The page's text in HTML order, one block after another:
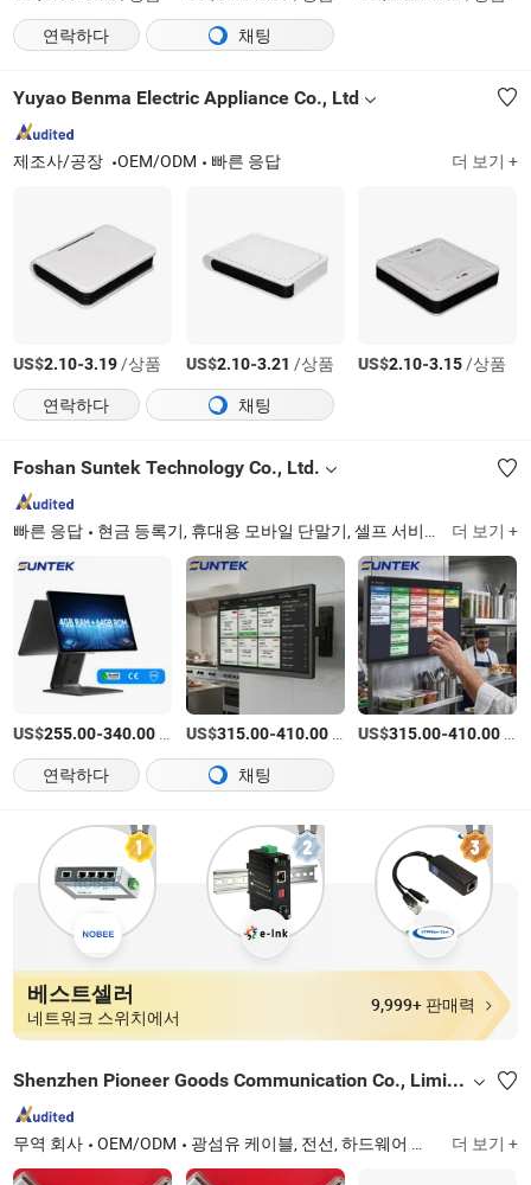
연락하다
채팅
Yuyao Benma Electric Appliance Co., Ltd
제조사/공장 OEM/ODM 빠른 응답 더 보기 +
US$2.10-3.19/상품 US$2.10-3.21 /상품 US$2.10-3.15/상품
연락하다
채팅
Foshan Suntek Technology Co., Ltd.
빠른 응답 현금 등록기, 휴대용 모바일 단말기, 셀프 서비스 키오스크, 셀프 주문 키오스크, 셀프 체크아웃 키오스크, 결제 키오스크, 얼굴 인식, 생체 인식 출입 통제 및 근태 관리, 엣지 인공지능 컴퓨팅 미니 PC, 주방 디스플레이 시스템 더 보기 +
US$255.00-340.00 US$315.00-410.00/상품 US$315.00-410.00
연락하다
채팅
베스트셀러
네트워크 스위치에서
9,999+ 판매력
Shenzhen Pioneer Goods Communication Co., Limited
무역 회사 OEM/ODM 광섬유 케이블, 전선, 하드웨어 제품, 광섬유 테스트 장비, 융합 접합기, CATV 제품, GPON OLT, ONU, 미디어 변환기 더 보기 +